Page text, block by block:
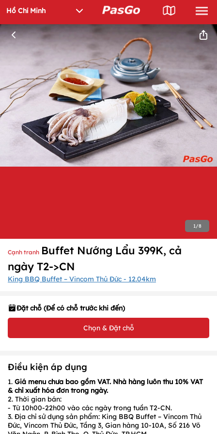
1/8
Cạnh tranh Buffet Nướng Lẩu 399K, cả
ngày T2->CN
King BBQ Buffet – Vincom Thủ Đức - 12.04km
Đặt chỗ (Để có chỗ trước khi đến)
Chọn & Đặt chỗ
Điều kiện áp dụng
1. Giá menu chưa bao gồm VAT. Nhà hàng luôn thu 10% VAT
& chỉ xuất hóa đơn trong ngày.
2. Thời gian bán:
- Từ 10h00-22h00 vào các ngày trong tuần T2-CN.
3. Địa chỉ sử dụng sản phẩm: King BBQ Buffet – Vincom Thủ
Đức, Vincom Thủ Đức, Tầng 3, Gian hàng 10-10A, Số 216 Võ